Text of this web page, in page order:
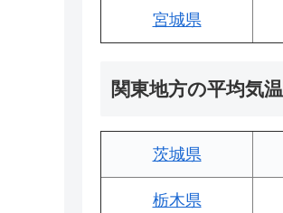
宮城県
関東地方の平均気温
茨城県
栃木県